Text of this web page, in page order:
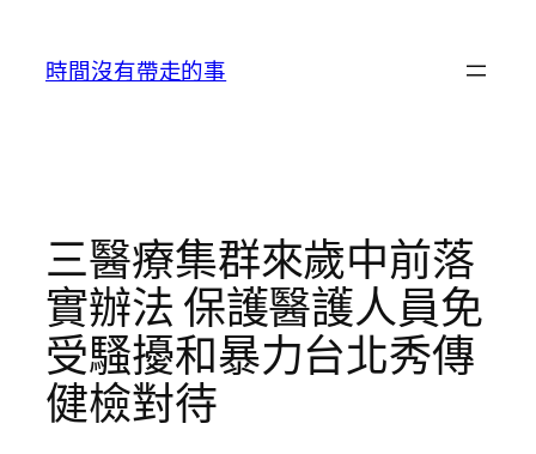
時間沒有帶走的事
三醫療集群來歲中前落
實辦法 保護醫護人員免
受騷擾和暴力台北秀傳
健檢對待